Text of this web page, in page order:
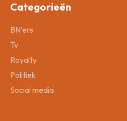
Categorieën
BN’ers
Tv
Royalty
Politiek
Social media